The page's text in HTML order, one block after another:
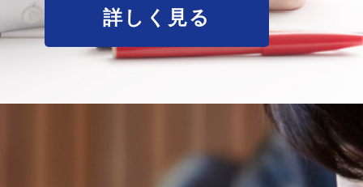
詳しく見る